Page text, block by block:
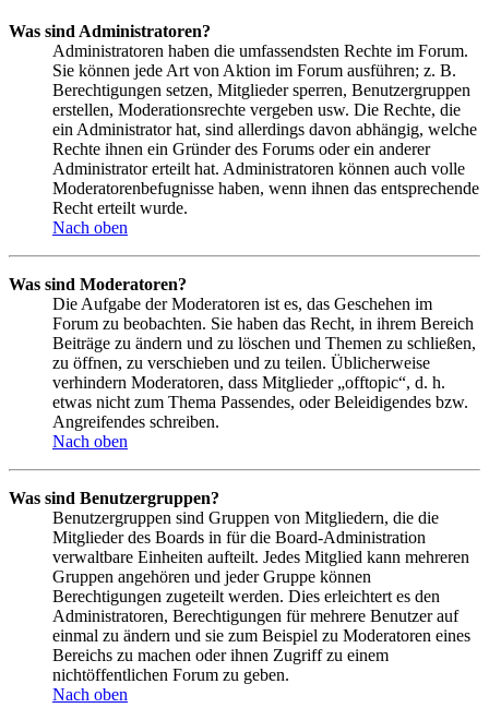
Was sind Administratoren?
Administratoren haben die umfassendsten Rechte im Forum.
Sie können jede Art von Aktion im Forum ausführen; z. B.
Berechtigungen setzen, Mitglieder sperren, Benutzergruppen
erstellen, Moderationsrechte vergeben usw. Die Rechte, die
ein Administrator hat, sind allerdings davon abhängig, welche
Rechte ihnen ein Gründer des Forums oder ein anderer
Administrator erteilt hat. Administratoren können auch volle
Moderatorenbefugnisse haben, wenn ihnen das entsprechende
Recht erteilt wurde.
Nach oben
Was sind Moderatoren?
Die Aufgabe der Moderatoren ist es, das Geschehen im
Forum zu beobachten. Sie haben das Recht, in ihrem Bereich
Beiträge zu ändern und zu löschen und Themen zu schließen,
zu öffnen, zu verschieben und zu teilen. Üblicherweise
verhindern Moderatoren, dass Mitglieder „offtopic“, d. h.
etwas nicht zum Thema Passendes, oder Beleidigendes bzw.
Angreifendes schreiben.
Nach oben
Was sind Benutzergruppen?
Benutzergruppen sind Gruppen von Mitgliedern, die die
Mitglieder des Boards in für die Board-Administration
verwaltbare Einheiten aufteilt. Jedes Mitglied kann mehreren
Gruppen angehören und jeder Gruppe können
Berechtigungen zugeteilt werden. Dies erleichtert es den
Administratoren, Berechtigungen für mehrere Benutzer auf
einmal zu ändern und sie zum Beispiel zu Moderatoren eines
Bereichs zu machen oder ihnen Zugriff zu einem
nichtöffentlichen Forum zu geben.
Nach oben